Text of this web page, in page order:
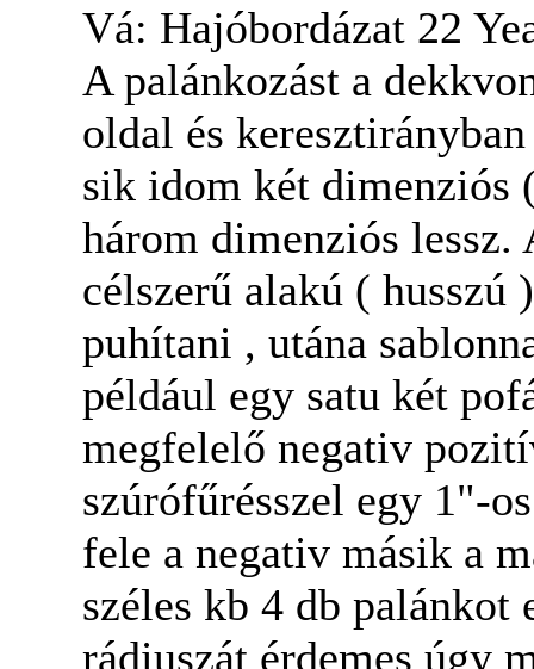
Vá: Hajóbordázat 22
A palánkozást a
oldal és
sik idom két dimenziós
három dimenziós
célszerű alakú (
puhítani , utána
például egy satu két
megfelelő negativ
szúrófűrésszel egy 1"-
fele a negativ másik a
széles kb 4 db palánkot
rádiuszát érdemes úgy